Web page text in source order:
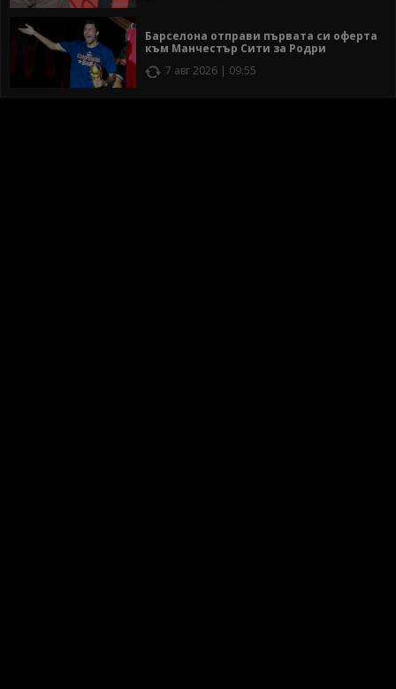
Барселона отправи първата си оферта
към Манчестър Сити за Родри
7 авг 2026 | 09:55